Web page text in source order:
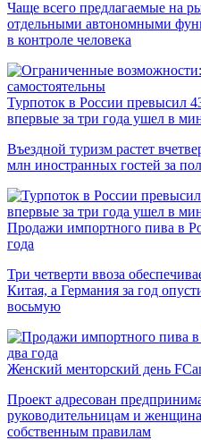
Чаще всего предлагаемые на
отдельными автономными
в контроле человека
Турпоток в России превысил
впервые за три года ушел в
Въездной туризм растет
млн иностранных гостей за
Продажи импортного пива в
года
Три четверти ввоза
Китая, а Германия за год
восьмую
Женский менторский день
Проект адресован
руководительницам и
собственным правилам